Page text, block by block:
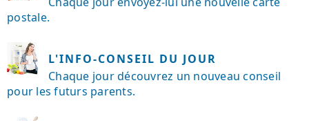
postale.
L'INFO-CONSEIL DU JOUR
Chaque jour découvrez un nouveau conseil
pour les futurs parents.